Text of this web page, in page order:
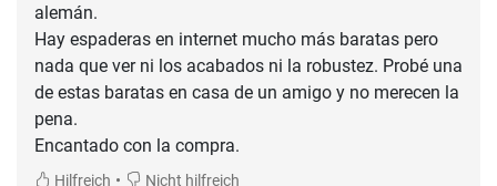
alemán.
Hay espaderas en internet mucho más baratas pero
nada que ver ni los acabados ni la robustez. Probé una
de estas baratas en casa de un amigo y no merecen la
pena.
Encantado con la compra.
Hilfreich • Nicht hilfreich